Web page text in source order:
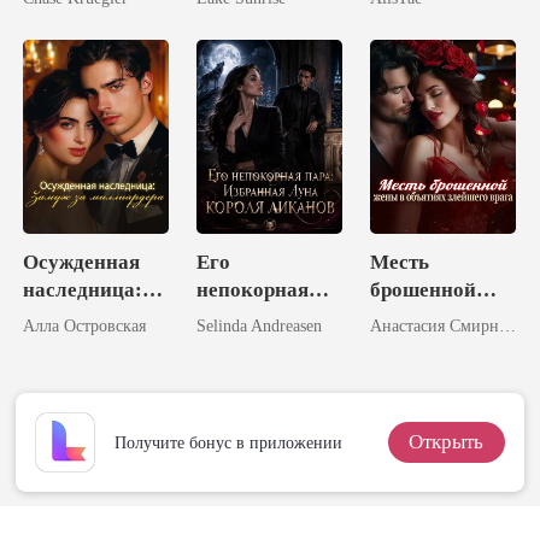
Осужденная
наследница:
Замуж за
Алла Островская
Его
непокорная
пара:
ликанов
Selinda Andreasen
Месть
брошенной
жены в
врага
Получите бонус в приложении Открыть